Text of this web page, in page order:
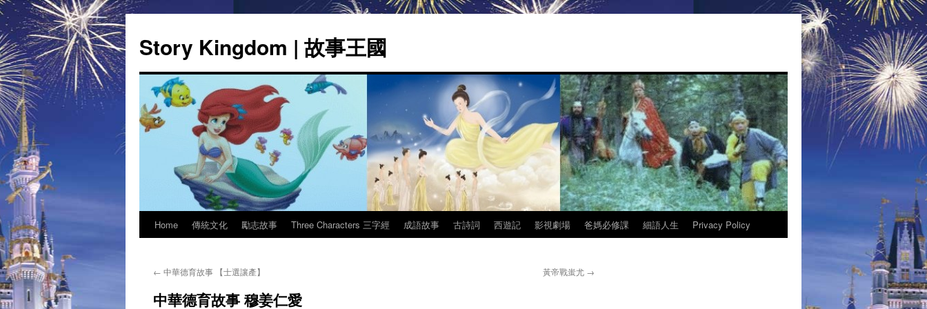
Story Kingdom | 故事王國
Skip
content
Home 傳統文化 勵志故事 Three Characters 三字經 成語故事 古詩詞 西遊記 影視劇場 爸媽必修課 細語人生 Privacy Policy
← 中華德育故事 【士選讓產】 黃帝戰蚩尤 →
中華德育故事 穆姜仁愛